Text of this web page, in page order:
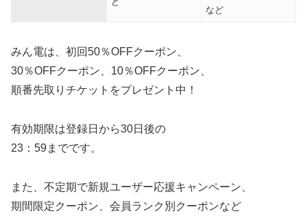
など
みん電は、初回50％OFFクーポン、
30％OFFクーポン、10％OFFクーポン、
順番先取りチケットをプレゼント中！
有効期限は登録日から30日後の
23：59までです。
また、不定期で新規ユーザー応援キャンペーン、
期間限定クーポン、会員ランク別クーポンなど